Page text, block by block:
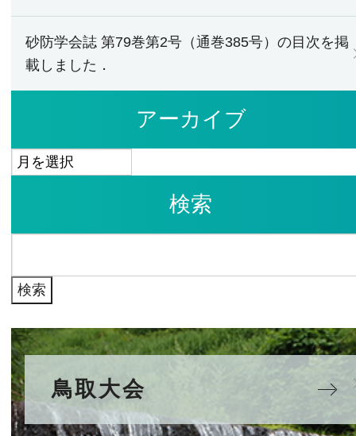
砂防学会誌 第79巻第2号（通巻385号）の目次を掲
載しました．
アーカイブ
ア
検索
鳥取大会